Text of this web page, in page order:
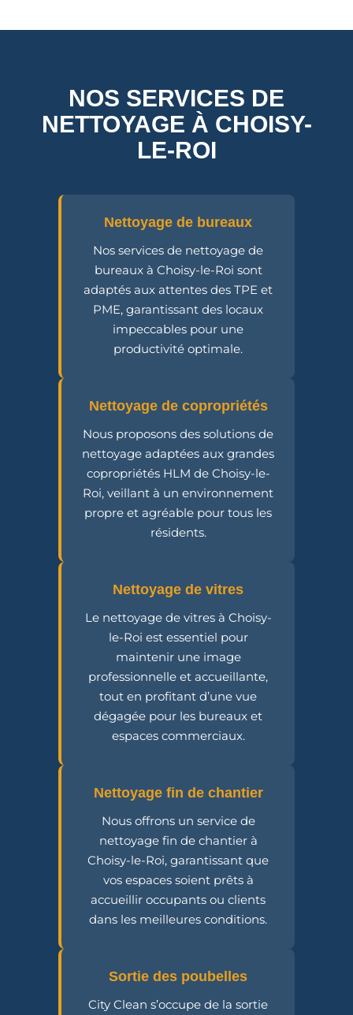
NOS SERVICES DE
NETTOYAGE À CHOISY-
LE-ROI
Nettoyage de bureaux
Nos services de nettoyage de
bureaux à Choisy-le-Roi sont
adaptés aux attentes des TPE et
PME, garantissant des locaux
impeccables pour une
productivité optimale.
Nettoyage de copropriétés
Nous proposons des solutions de
nettoyage adaptées aux grandes
copropriétés HLM de Choisy-le-
Roi, veillant à un environnement
propre et agréable pour tous les
résidents.
Nettoyage de vitres
Le nettoyage de vitres à Choisy-
le-Roi est essentiel pour
maintenir une image
professionnelle et accueillante,
tout en profitant d’une vue
dégagée pour les bureaux et
espaces commerciaux.
Nettoyage fin de chantier
Nous offrons un service de
nettoyage fin de chantier à
Choisy-le-Roi, garantissant que
vos espaces soient prêts à
accueillir occupants ou clients
dans les meilleures conditions.
Sortie des poubelles
City Clean s’occupe de la sortie